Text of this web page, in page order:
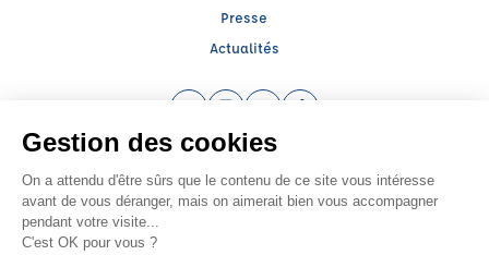
Presse
Actualités
Facebook (nouvelle fenêtre)
Instagram (nouvelle fenêtre)
SIREN: 393817259 - Numéro de TVA intracommunautaire: FR 34 393817259
Agrément n°E1206700150
- Représentant légal : Alexandre MICHEL